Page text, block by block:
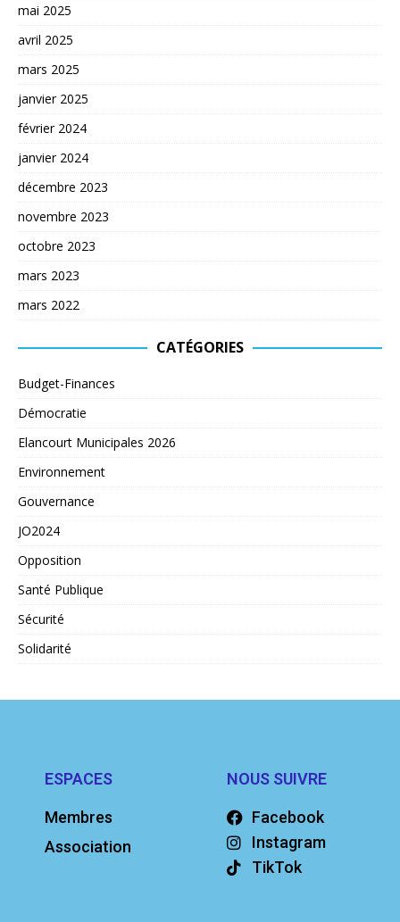
mai 2025
avril 2025
mars 2025
janvier 2025
février 2024
janvier 2024
décembre 2023
novembre 2023
octobre 2023
mars 2023
mars 2022
CATÉGORIES
Budget-Finances
Démocratie
Elancourt Municipales 2026
Environnement
Gouvernance
JO2024
Opposition
Santé Publique
Sécurité
Solidarité
ESPACES
Membres
Association
NOUS SUIVRE
Facebook
Instagram
TikTok